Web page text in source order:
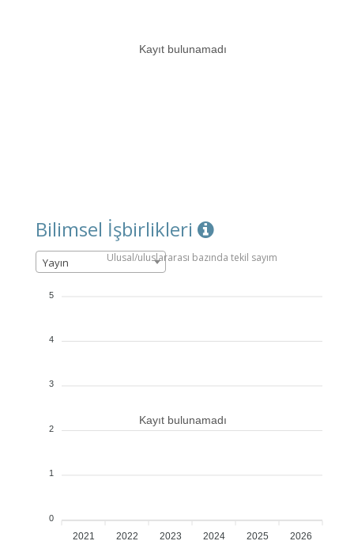
Kayıt bulunamadı
Bilimsel İşbirlikleri
Yayın Ulusal/uluslararası bazında tekil sayım
2021 2022 2023 2024 2025 2026
Kayıt bulunamadı
5
4
3
2
1
0